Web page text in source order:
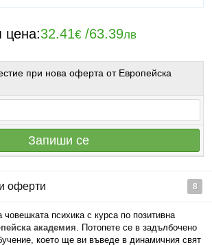
цена:32.41€ /63.39лв
при нова оферта от Европейска
Запиши се
оферти 8
човешката психика с курса по позитивна
академия. Потопете се в задълбочено
което ще ви въведе в динамичния свят